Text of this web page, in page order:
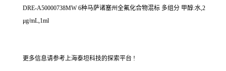
DRE-A50000738MW 6种马萨诸塞州全氟化合物混标 多组分 甲醇:水,2
μg/mL,1ml
更多信息请参考上海泰坦科技的探索平台 !